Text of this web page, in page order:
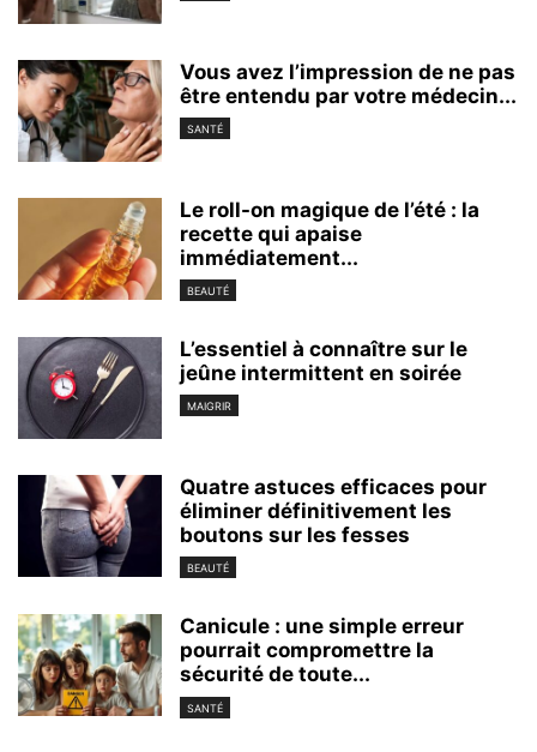
Vous avez l’impression de ne pas
être entendu par votre médecin...
SANTÉ
Le roll-on magique de l’été : la
recette qui apaise
immédiatement...
BEAUTÉ
L’essentiel à connaître sur le
jeûne intermittent en soirée
MAIGRIR
Quatre astuces efficaces pour
éliminer définitivement les
boutons sur les fesses
BEAUTÉ
Canicule : une simple erreur
pourrait compromettre la
sécurité de toute...
SANTÉ